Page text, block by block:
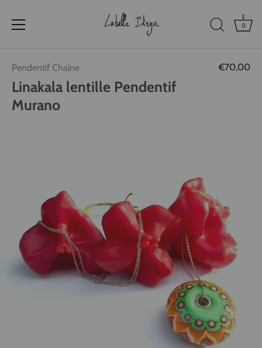
contenu
0
Pendentif Chaîne €70,00
Linakala lentille Pendentif
Murano